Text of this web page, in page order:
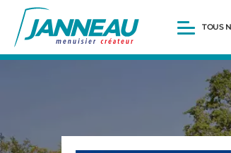
TOUS
Pergolas